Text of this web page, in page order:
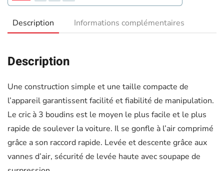
Description Informations complémentaires
Description
Une construction simple et une taille compacte de
l’appareil garantissent facilité et fiabilité de manipulation.
Le cric à 3 boudins est le moyen le plus facile et le plus
rapide de soulever la voiture. Il se gonfle à l’air comprimé
grâce a son raccord rapide. Levée et descente grâce aux
vannes d’air, sécurité de levée haute avec soupape de